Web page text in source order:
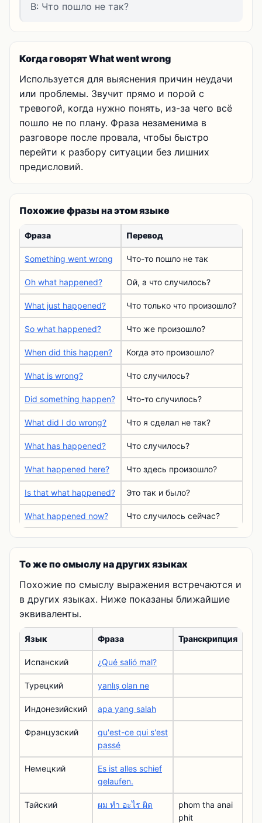
B: Что пошло не так?
Когда говорят What went wrong
Используется для выяснения причин неудачи
или проблемы. Звучит прямо и порой с
тревогой, когда нужно понять, из-за чего всё
пошло не по плану. Фраза незаменима в
разговоре после провала, чтобы быстро
перейти к разбору ситуации без лишних
предисловий.
Похожие фразы на этом языке
Фраза Перевод
Something went wrong Что-то пошло не так
Oh what happened? Ой, а что случилось?
What just happened? Что только что произошло?
So what happened? Что же произошло?
When did this happen? Когда это произошло?
What is wrong? Что случилось?
Did something happen? Что-то случилось?
What did I do wrong? Что я сделал не так?
What has happened? Что случилось?
What happened here? Что здесь произошло?
Is that what happened? Это так и было?
What happened now? Что случилось сейчас?
То же по смыслу на других языках
Похожие по смыслу выражения встречаются и
в других языках. Ниже показаны ближайшие
эквиваленты.
Язык Фраза Транскрипция
Испанский ¿Qué salió mal?
Турецкий yanlış olan ne
Индонезийский apa yang salah
Французский
qu'est-ce qui s'est
passé
Немецкий
Es ist alles schief
gelaufen.
Тайский ผม ทํา อะไร ผิด
phom tha anai
phit